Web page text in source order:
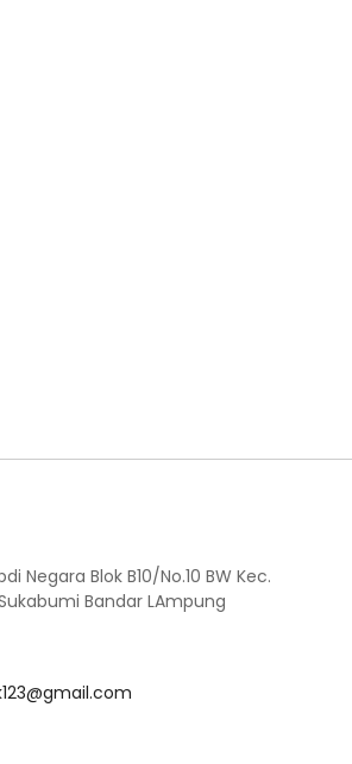
Negara Blok B10/No.10 BW Kec.
Bandar LAmpung